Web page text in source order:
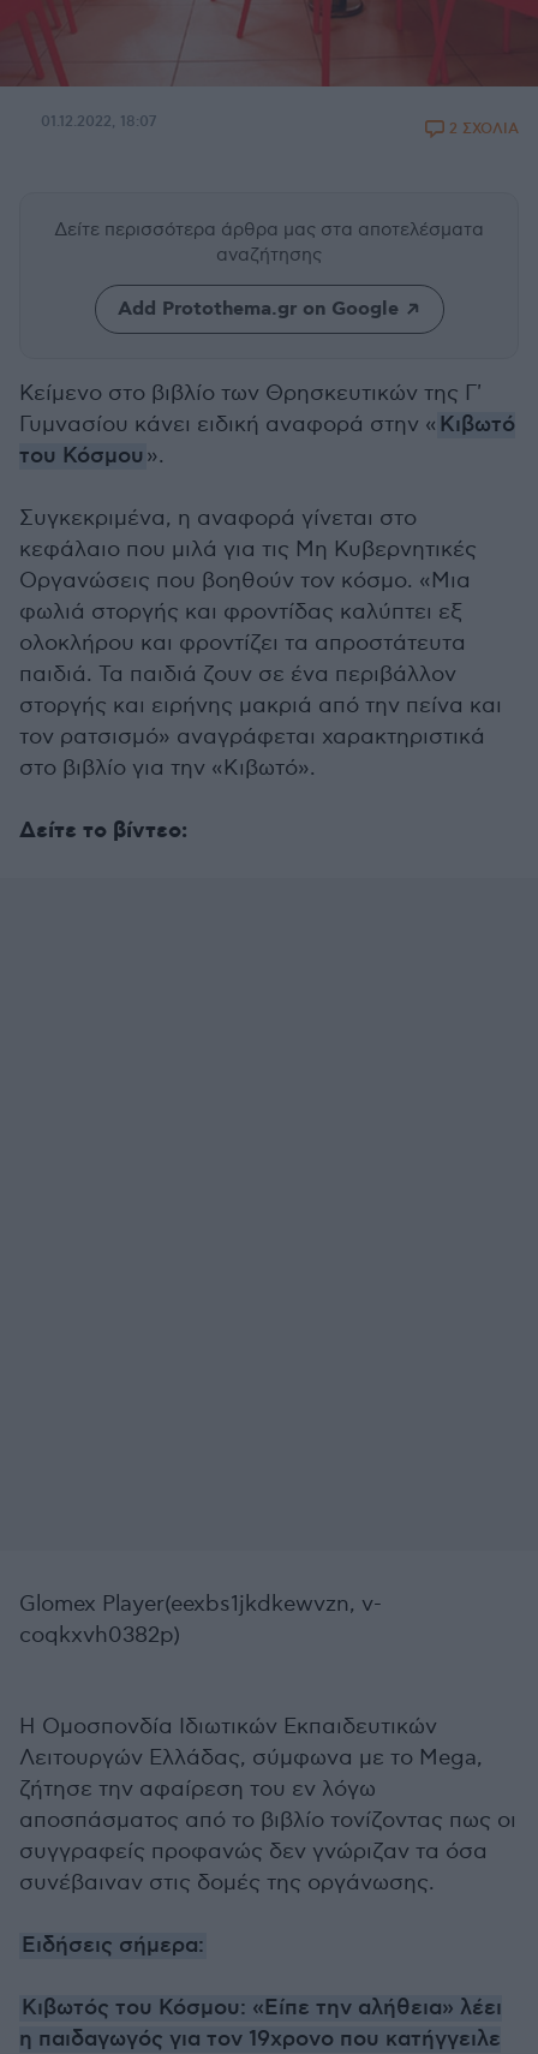
01.12.2022, 18:07 2 ΣΧΟΛΙΑ
Δείτε περισσότερα άρθρα μας στα αποτελέσματα
αναζήτησης
Add Protothema.gr on Google
Κείμενο στο βιβλίο των Θρησκευτικών της Γ'
Γυμνασίου κάνει ειδική αναφορά στην « Κιβωτό
του Κόσμου ».
Συγκεκριμένα, η αναφορά γίνεται στο
κεφάλαιο που μιλά για τις Μη Κυβερνητικές
Οργανώσεις που βοηθούν τον κόσμο. «Μια
φωλιά στοργής και φροντίδας καλύπτει εξ
ολοκλήρου και φροντίζει τα απροστάτευτα
παιδιά. Τα παιδιά ζουν σε ένα περιβάλλον
στοργής και ειρήνης μακριά από την πείνα και
τον ρατσισμό» αναγράφεται χαρακτηριστικά
στο βιβλίο για την «Κιβωτό».
Δείτε το βίντεο:
Glomex Player(eexbs1jkdkewvzn, v-
coqkxvh0382p)
Η Ομοσπονδία Ιδιωτικών Εκπαιδευτικών
Λειτουργών Ελλάδας, σύμφωνα με το Mega,
ζήτησε την αφαίρεση του εν λόγω
αποσπάσματος από το βιβλίο τονίζοντας πως οι
συγγραφείς προφανώς δεν γνώριζαν τα όσα
συνέβαιναν στις δομές της οργάνωσης.
Ειδήσεις σήμερα:
Κιβωτός του Κόσμου: «Είπε την αλήθεια» λέει
η παιδαγωγός για τον 19χρονο που κατήγγειλε